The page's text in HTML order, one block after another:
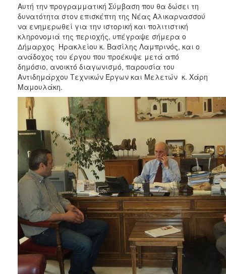
2011
2010
2006
ΤΟΠΟΣ
ΠΟΛΙΤΙΣΜΟΣ
ΑΝΘΕΚΤΙΚΗ
ΠΟΛΗ
Αυτή την προγραμματική Σύμβαση που θα δώσει τη
δυνατότητα στον επισκέπτη της Νέας Αλικαρνασσού
να ενημερωθεί για την ιστορική και πολιτιστική
κληρονομιά της περιοχής, υπέγραψε σήμερα ο
Δήμαρχος Ηρακλείου κ. Βασίλης Λαμπρινός, και ο
ανάδοχος του έργου που προέκυψε μετά από
δημόσιο, ανοικτό διαγωνισμό, παρουσία του
Αντιδημάρχου Τεχνικών Έργων και Μελετών κ. Χάρη
Μαμουλάκη.